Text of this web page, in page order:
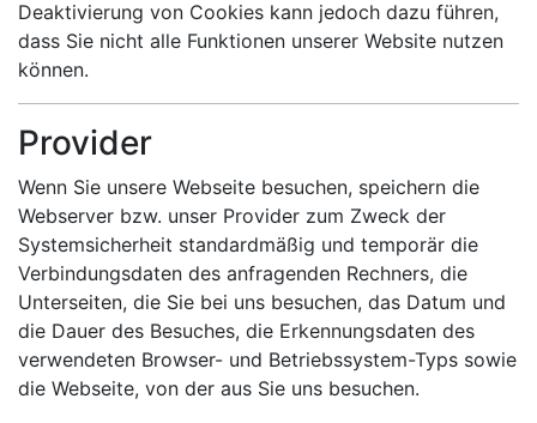
Deaktivierung von Cookies kann jedoch dazu führen,
dass Sie nicht alle Funktionen unserer Website nutzen
können.
Provider
Wenn Sie unsere Webseite besuchen, speichern die
Webserver bzw. unser Provider zum Zweck der
Systemsicherheit standardmäßig und temporär die
Verbindungsdaten des anfragenden Rechners, die
Unterseiten, die Sie bei uns besuchen, das Datum und
die Dauer des Besuches, die Erkennungsdaten des
verwendeten Browser- und Betriebssystem-Typs sowie
die Webseite, von der aus Sie uns besuchen.